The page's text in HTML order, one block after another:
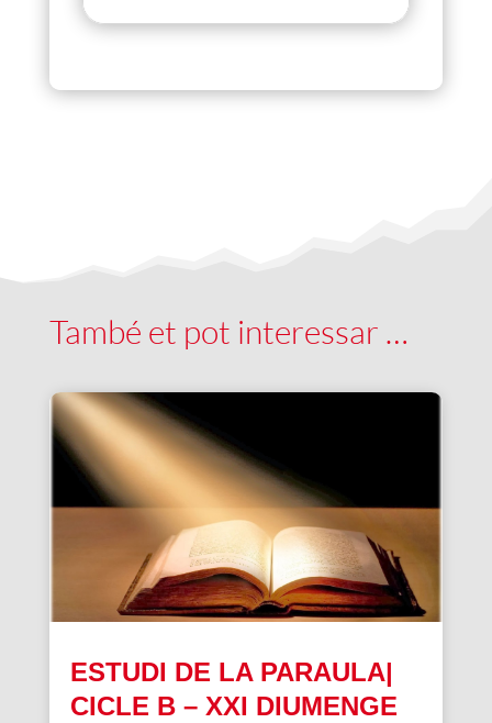
També et pot interessar …
ESTUDI DE LA PARAULA|
CICLE B – XXI DIUMENGE